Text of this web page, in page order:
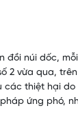
đồi núi dốc,
2 vừa qua,
các thiệt hại do
ứng phó,